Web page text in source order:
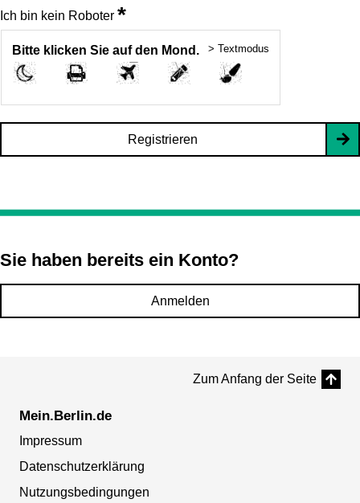
Ich bin kein Roboter *
Bitte klicken Sie auf den Mond. > Textmodus
Registrieren
Sie haben bereits ein Konto?
Anmelden
Zum Anfang der Seite
Mein.Berlin.de
Impressum
Datenschutzerklärung
Nutzungsbedingungen